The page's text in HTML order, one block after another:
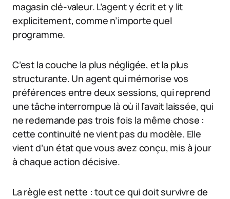
magasin clé-valeur. L’agent y écrit et y lit
explicitement, comme n’importe quel
programme.
C’est la couche la plus négligée, et la plus
structurante. Un agent qui mémorise vos
préférences entre deux sessions, qui reprend
une tâche interrompue là où il l’avait laissée, qui
ne redemande pas trois fois la même chose :
cette continuité ne vient pas du modèle. Elle
vient d’un état que vous avez conçu, mis à jour
à chaque action décisive.
La règle est nette : tout ce qui doit survivre de